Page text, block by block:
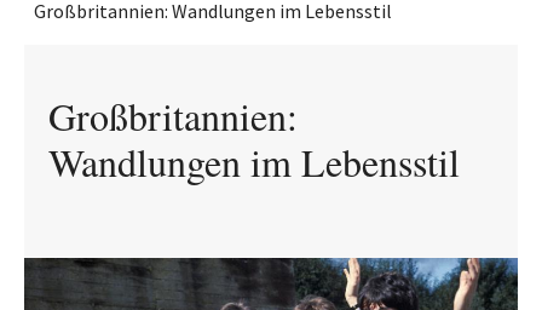
Großbritannien: Wandlungen im Lebensstil
Großbritannien:
Wandlungen im Lebensstil